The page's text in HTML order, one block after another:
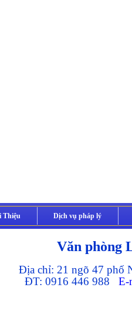
Thiệu Dịch vụ pháp lý
Văn phòng
Địa chỉ: 21 ngõ 47 phố
ĐT: 0916 446 988